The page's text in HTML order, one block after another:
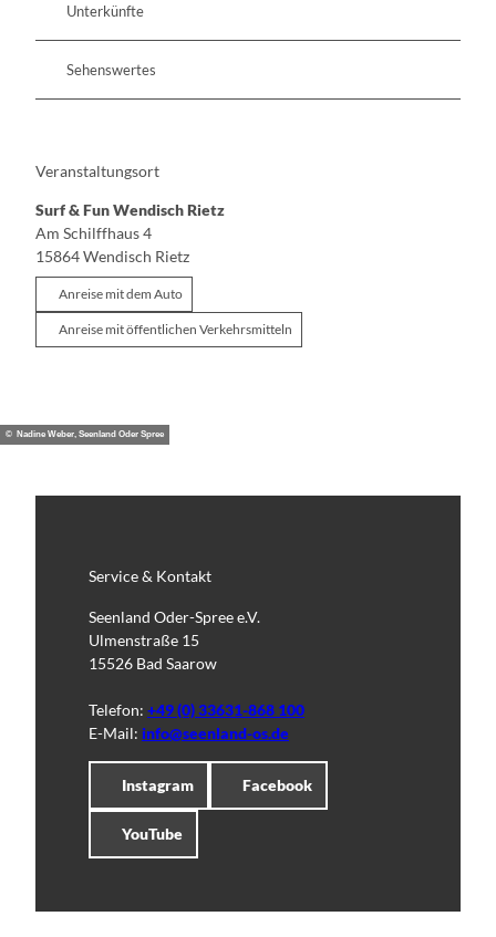
Unterkünfte
Sehenswertes
Veranstaltungsort
Surf & Fun Wendisch Rietz
Am Schilffhaus 4
15864Wendisch Rietz
Anreise mit dem Auto
Anreise mit öffentlichen Verkehrsmitteln
© Nadine Weber, Seenland Oder Spree
Service & Kontakt
Seenland Oder-Spree e.V.
Ulmenstraße 15
15526 Bad Saarow
Telefon: +49 (0) 33631-868 100
E-Mail: info@seenland-os.de
Instagram Facebook
YouTube